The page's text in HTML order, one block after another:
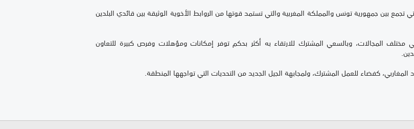
تجمع بين جمهورية تونس والمملكة المغربية والتي تستمد قوتها من الروابط الأخوية الوثيقة بين قائدي البلدين
مختلف المجالات، وبالسعي المشترك للارتقاء به أكثر بحكم توفر إمكانات ومؤهلات وفرص كبيرة للتعاون
المغاربي، كفضاء للعمل المشترك، ولمجابهة الجيل الجديد من التحديات التي تواجهها المنطقة.